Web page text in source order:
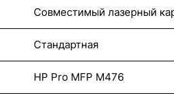
Совместимый лазерный
Стандартная
HP Pro MFP M476